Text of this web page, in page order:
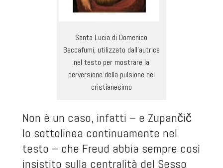
Santa Lucia di Domenico
Beccafumi, utilizzato dall’autrice
nel testo per mostrare la
perversione della pulsione nel
cristianesimo
Non è un caso, infatti – e Zupančič
lo sottolinea continuamente nel
testo – che Freud abbia sempre così
insistito sulla centralità del Sesso